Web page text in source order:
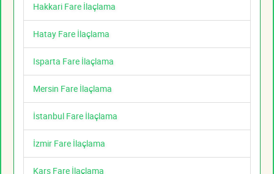
Hakkari Fare İlaçlama
Hatay Fare İlaçlama
Isparta Fare İlaçlama
Mersin Fare İlaçlama
İstanbul Fare İlaçlama
İzmir Fare İlaçlama
Kars Fare İlaçlama